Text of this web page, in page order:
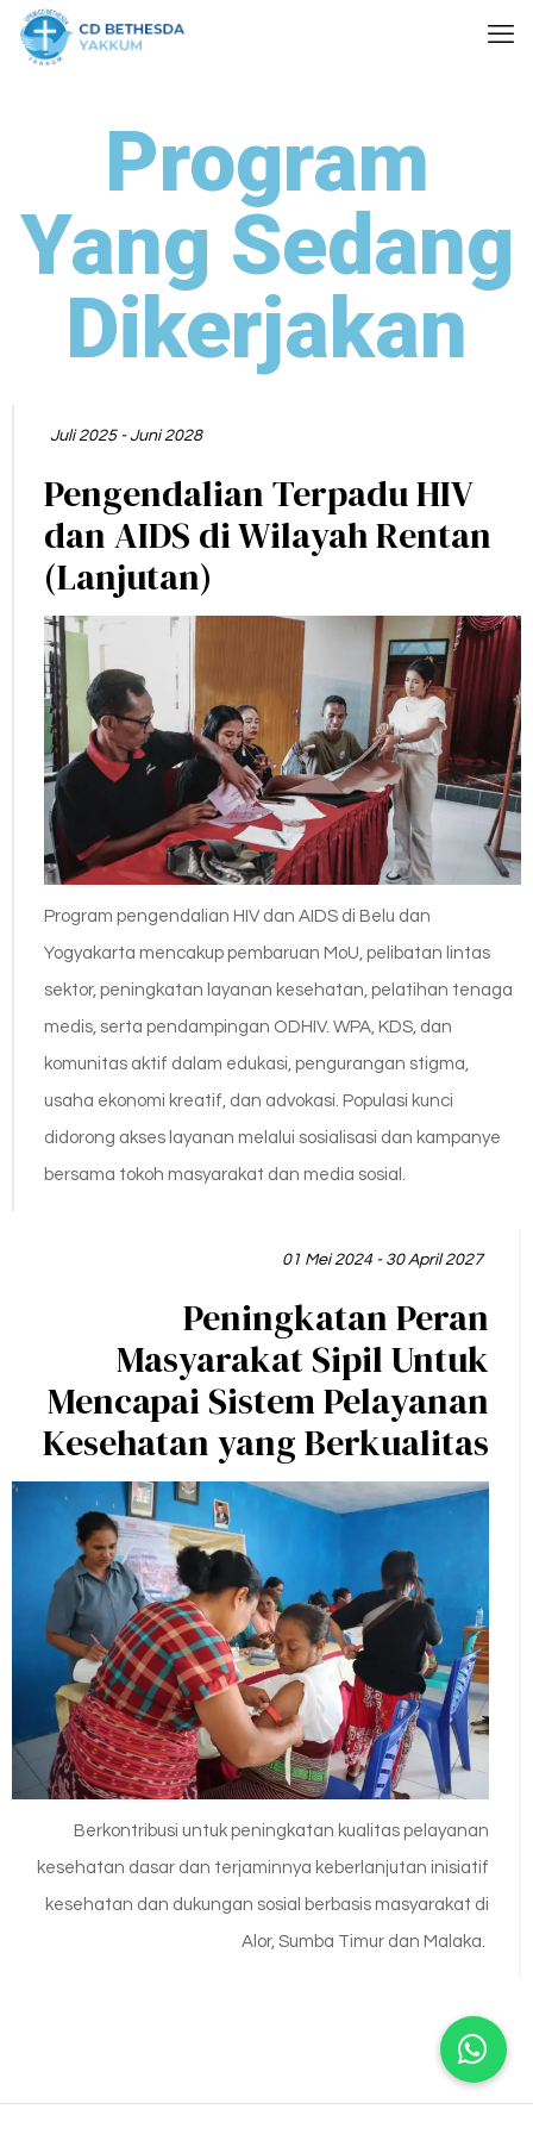
Program
Yang Sedang
Dikerjakan
Juli 2025 - Juni 2028
Pengendalian Terpadu HIV
dan AIDS di Wilayah Rentan
(Lanjutan)
Program pengendalian HIV dan AIDS di Belu dan
Yogyakarta mencakup pembaruan MoU, pelibatan lintas
sektor, peningkatan layanan kesehatan, pelatihan tenaga
medis, serta pendampingan ODHIV. WPA, KDS, dan
komunitas aktif dalam edukasi, pengurangan stigma,
usaha ekonomi kreatif, dan advokasi. Populasi kunci
didorong akses layanan melalui sosialisasi dan kampanye
bersama tokoh masyarakat dan media sosial.
01 Mei 2024 - 30 April 2027
Peningkatan Peran
Masyarakat Sipil Untuk
Mencapai Sistem Pelayanan
Kesehatan yang Berkualitas
Berkontribusi untuk peningkatan kualitas pelayanan
kesehatan dasar dan terjaminnya keberlanjutan inisiatif
kesehatan dan dukungan sosial berbasis masyarakat di
Alor, Sumba Timur dan Malaka.